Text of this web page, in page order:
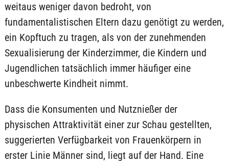
weitaus weniger davon bedroht, von
fundamentalistischen Eltern dazu genötigt zu werden,
ein Kopftuch zu tragen, als von der zunehmenden
Sexualisierung der Kinderzimmer, die Kindern und
Jugendlichen tatsächlich immer häufiger eine
unbeschwerte Kindheit nimmt.
Dass die Konsumenten und Nutznießer der
physischen Attraktivität einer zur Schau gestellten,
suggerierten Verfügbarkeit von Frauenkörpern in
erster Linie Männer sind, liegt auf der Hand. Eine